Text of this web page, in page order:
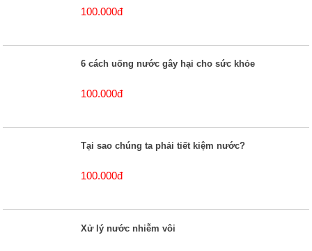
100.000đ
6 cách uống nước gây hại cho sức khỏe
100.000đ
Tại sao chúng ta phải tiết kiệm nước?
100.000đ
Xử lý nước nhiễm vôi